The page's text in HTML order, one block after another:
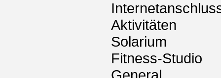
Aktivitäten
Solarium
Fitness-Studio